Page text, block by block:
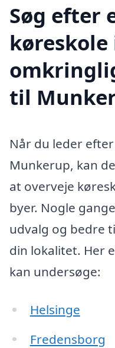
Søg efter
køreskole
til
Når du leder
Munkerup, kan
at overveje
byer. Nogle
udvalg og bedre
din lokalitet. Her
kan undersøge:
Helsinge
Fredensborg